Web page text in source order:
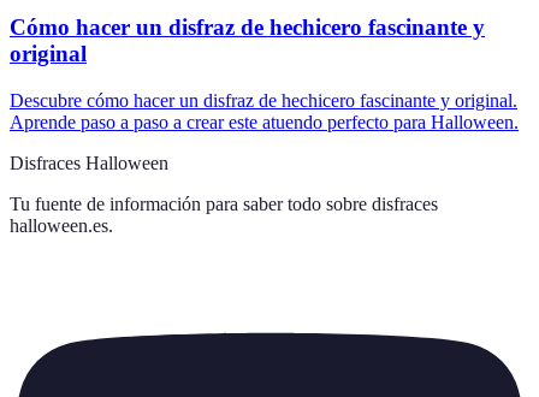
Cómo hacer un disfraz de hechicero fascinante y
original
Descubre cómo hacer un disfraz de hechicero fascinante y original.
Aprende paso a paso a crear este atuendo perfecto para Halloween.
Disfraces Halloween
Tu fuente de información para saber todo sobre disfraces
halloween.es.